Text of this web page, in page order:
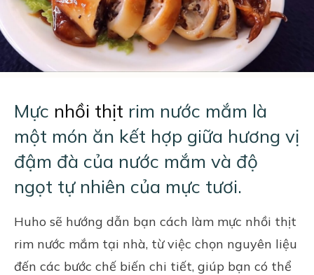
Mực nhồi thịt rim nước mắm là
một món ăn kết hợp giữa hương vị
đậm đà của nước mắm và độ
ngọt tự nhiên của mực tươi.
Huho sẽ hướng dẫn bạn cách làm mực nhồi thịt
rim nước mắm tại nhà, từ việc chọn nguyên liệu
đến các bước chế biến chi tiết, giúp bạn có thể